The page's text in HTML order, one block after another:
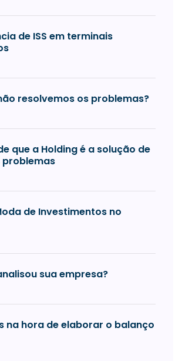
de ISS em terminais
resolvemos os problemas?
que a Holding é a solução de
de Investimentos no
sua empresa?
na hora de elaborar o balanço